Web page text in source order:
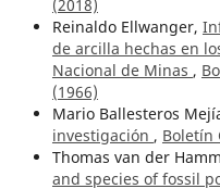
(2018)
Reinaldo Ellwanger,
de arcilla hechas en
Nacional de Minas ,
(1966)
Mario Ballesteros
investigación , Boletín
Thomas van der
and species of fossil